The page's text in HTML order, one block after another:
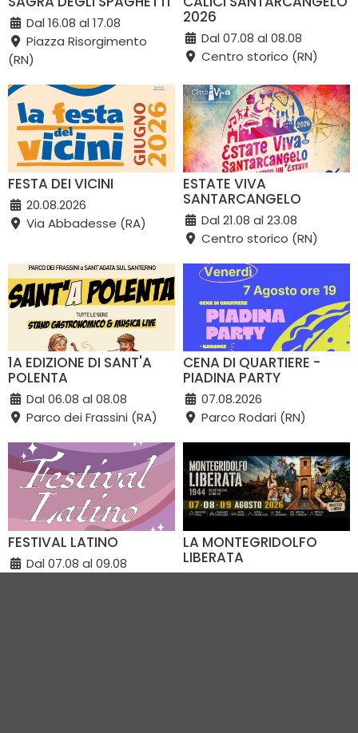
Dal 16.08 al 17.08
Piazza Risorgimento
(RN)
2026
Dal 07.08 al 08.08
Centro storico (RN)
FESTA DEI VICINI
20.08.2026
Via Abbadesse (RA)
ESTATE VIVA
SANTARCANGELO
Dal 21.08 al 23.08
Centro storico (RN)
1A EDIZIONE DI SANT'A
POLENTA
Dal 06.08 al 08.08
Parco dei Frassini (RA)
CENA DI QUARTIERE -
PIADINA PARTY
07.08.2026
Parco Rodari (RN)
FESTIVAL LATINO
Dal 07.08 al 09.08
LA MONTEGRIDOLFO
LIBERATA
Dal 07.08 al 09.08